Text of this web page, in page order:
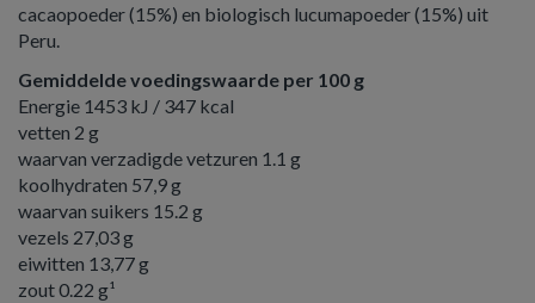
cacaopoeder (15%) en biologisch lucumapoeder (15%) uit
Peru.
Gemiddelde voedingswaarde per 100 g
Energie 1453 kJ / 347 kcal
vetten 2 g
waarvan verzadigde vetzuren 1.1 g
koolhydraten 57,9 g
waarvan suikers 15.2 g
vezels 27,03 g
eiwitten 13,77 g
zout 0.22 g¹